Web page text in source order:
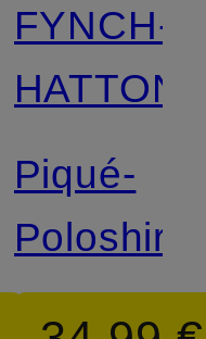
FYNCH-
HATTON
Piqué-
Poloshirt